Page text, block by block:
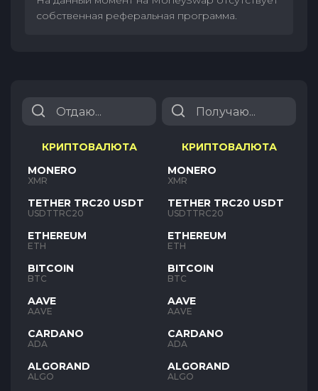
собственная реферальная программа.
КРИПТОВАЛЮТА
MONERO
XMR
TETHER TRC20 USDT
USDTTRC20
ETHEREUM
ETH
BITCOIN
BTC
AAVE
AAVE
CARDANO
ADA
ALGORAND
ALGO
КРИПТОВАЛЮТА
MONERO
XMR
TETHER TRC20 USDT
USDTTRC20
ETHEREUM
ETH
BITCOIN
BTC
AAVE
AAVE
CARDANO
ADA
ALGORAND
ALGO